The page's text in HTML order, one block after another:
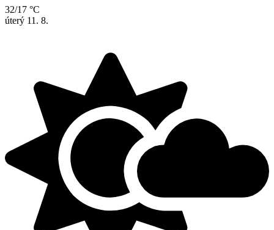
32/17 °C
úterý 11. 8.